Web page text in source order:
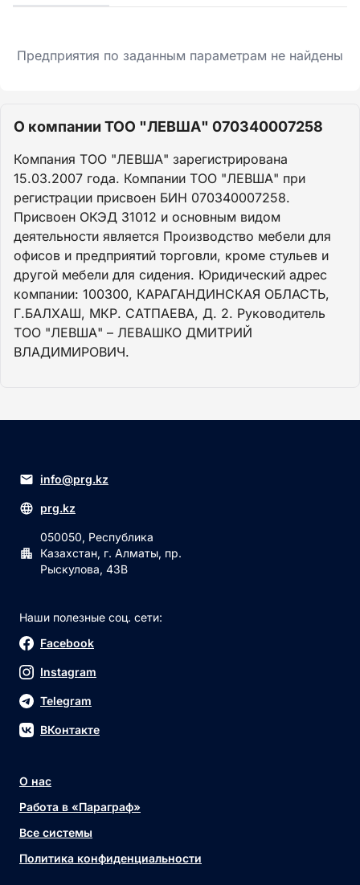
Предприятия по заданным параметрам не найдены
О компании ТОО "ЛЕВША" 070340007258
Компания ТОО "ЛЕВША" зарегистрирована
15.03.2007 года. Компании ТОО "ЛЕВША" при
регистрации присвоен БИН 070340007258.
Присвоен ОКЭД 31012 и основным видом
деятельности является Производство мебели для
офисов и предприятий торговли, кроме стульев и
другой мебели для сидения. Юридический адрес
компании: 100300, КАРАГАНДИНСКАЯ ОБЛАСТЬ,
Г.БАЛХАШ, МКР. САТПАЕВА, Д. 2. Руководитель
ТОО "ЛЕВША" – ЛЕВАШКО ДМИТРИЙ
ВЛАДИМИРОВИЧ.
info@prg.kz
prg.kz
050050, Республика
Казахстан, г. Алматы, пр.
Рыскулова, 43В
Наши полезные соц. сети:
Facebook
Instagram
Telegram
ВКонтакте
О нас
Работа в «Параграф»
Все системы
Политика конфиденциальности